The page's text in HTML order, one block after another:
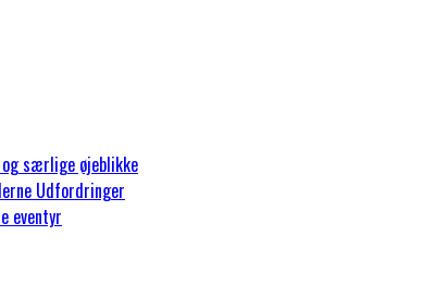
særlige øjeblikke
Udfordringer
eventyr